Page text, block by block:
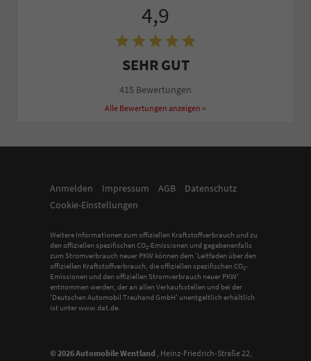
4,9
SEHR GUT
415 Bewertungen
Alle Bewertungen anzeigen >
Anmelden Impressum AGB
Datenschutz
Cookie-Einstellungen
Weitere Informationen zum offiziellen Kraftstoffverbrauch und zu
den offiziellen spezifischen CO2-Emissionen und gegebenenfalls
zum Stromverbrauch neuer PKW können dem 'Leitfaden über den
offiziellen Kraftstoffverbrauch, die offiziellen spezifischen CO2-
Emissionen und den offiziellen Stromverbrauch neuer PKW'
entnommen werden, der an allen Verkaufsstellen und bei der
'Deutschen Automobil Treuhand GmbH' unentgeltlich erhältlich
ist unter www.dat.de.
© 2026Automobile Wentland Heinz-Friedrich-Straße 22